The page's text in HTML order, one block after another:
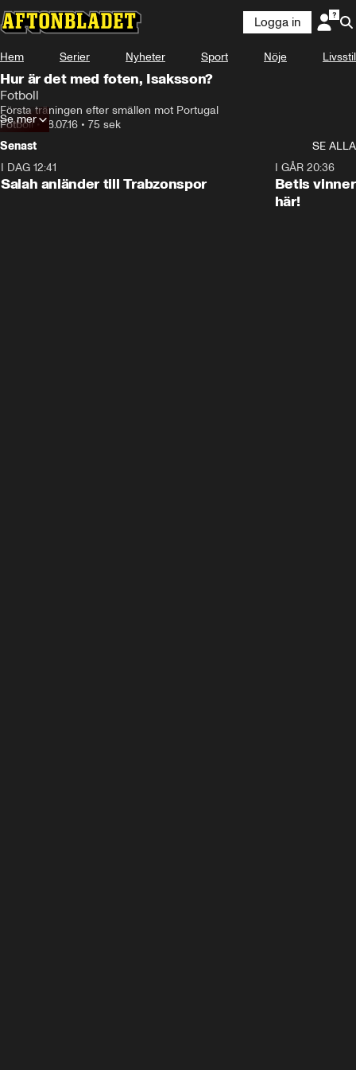
Logga in
Hem Serier Nyheter Sport Nöje Livsstil
Hur är det med foten, Isaksson?
Fotboll
Första träningen efter smällen mot Portugal
Fotboll•18.07.16 • 75 sek
Se mer
Senast
SE ALLA
I DAG 12:41
Salah anländer till Trabzonspor
I GÅR 20:36
Betis
här!